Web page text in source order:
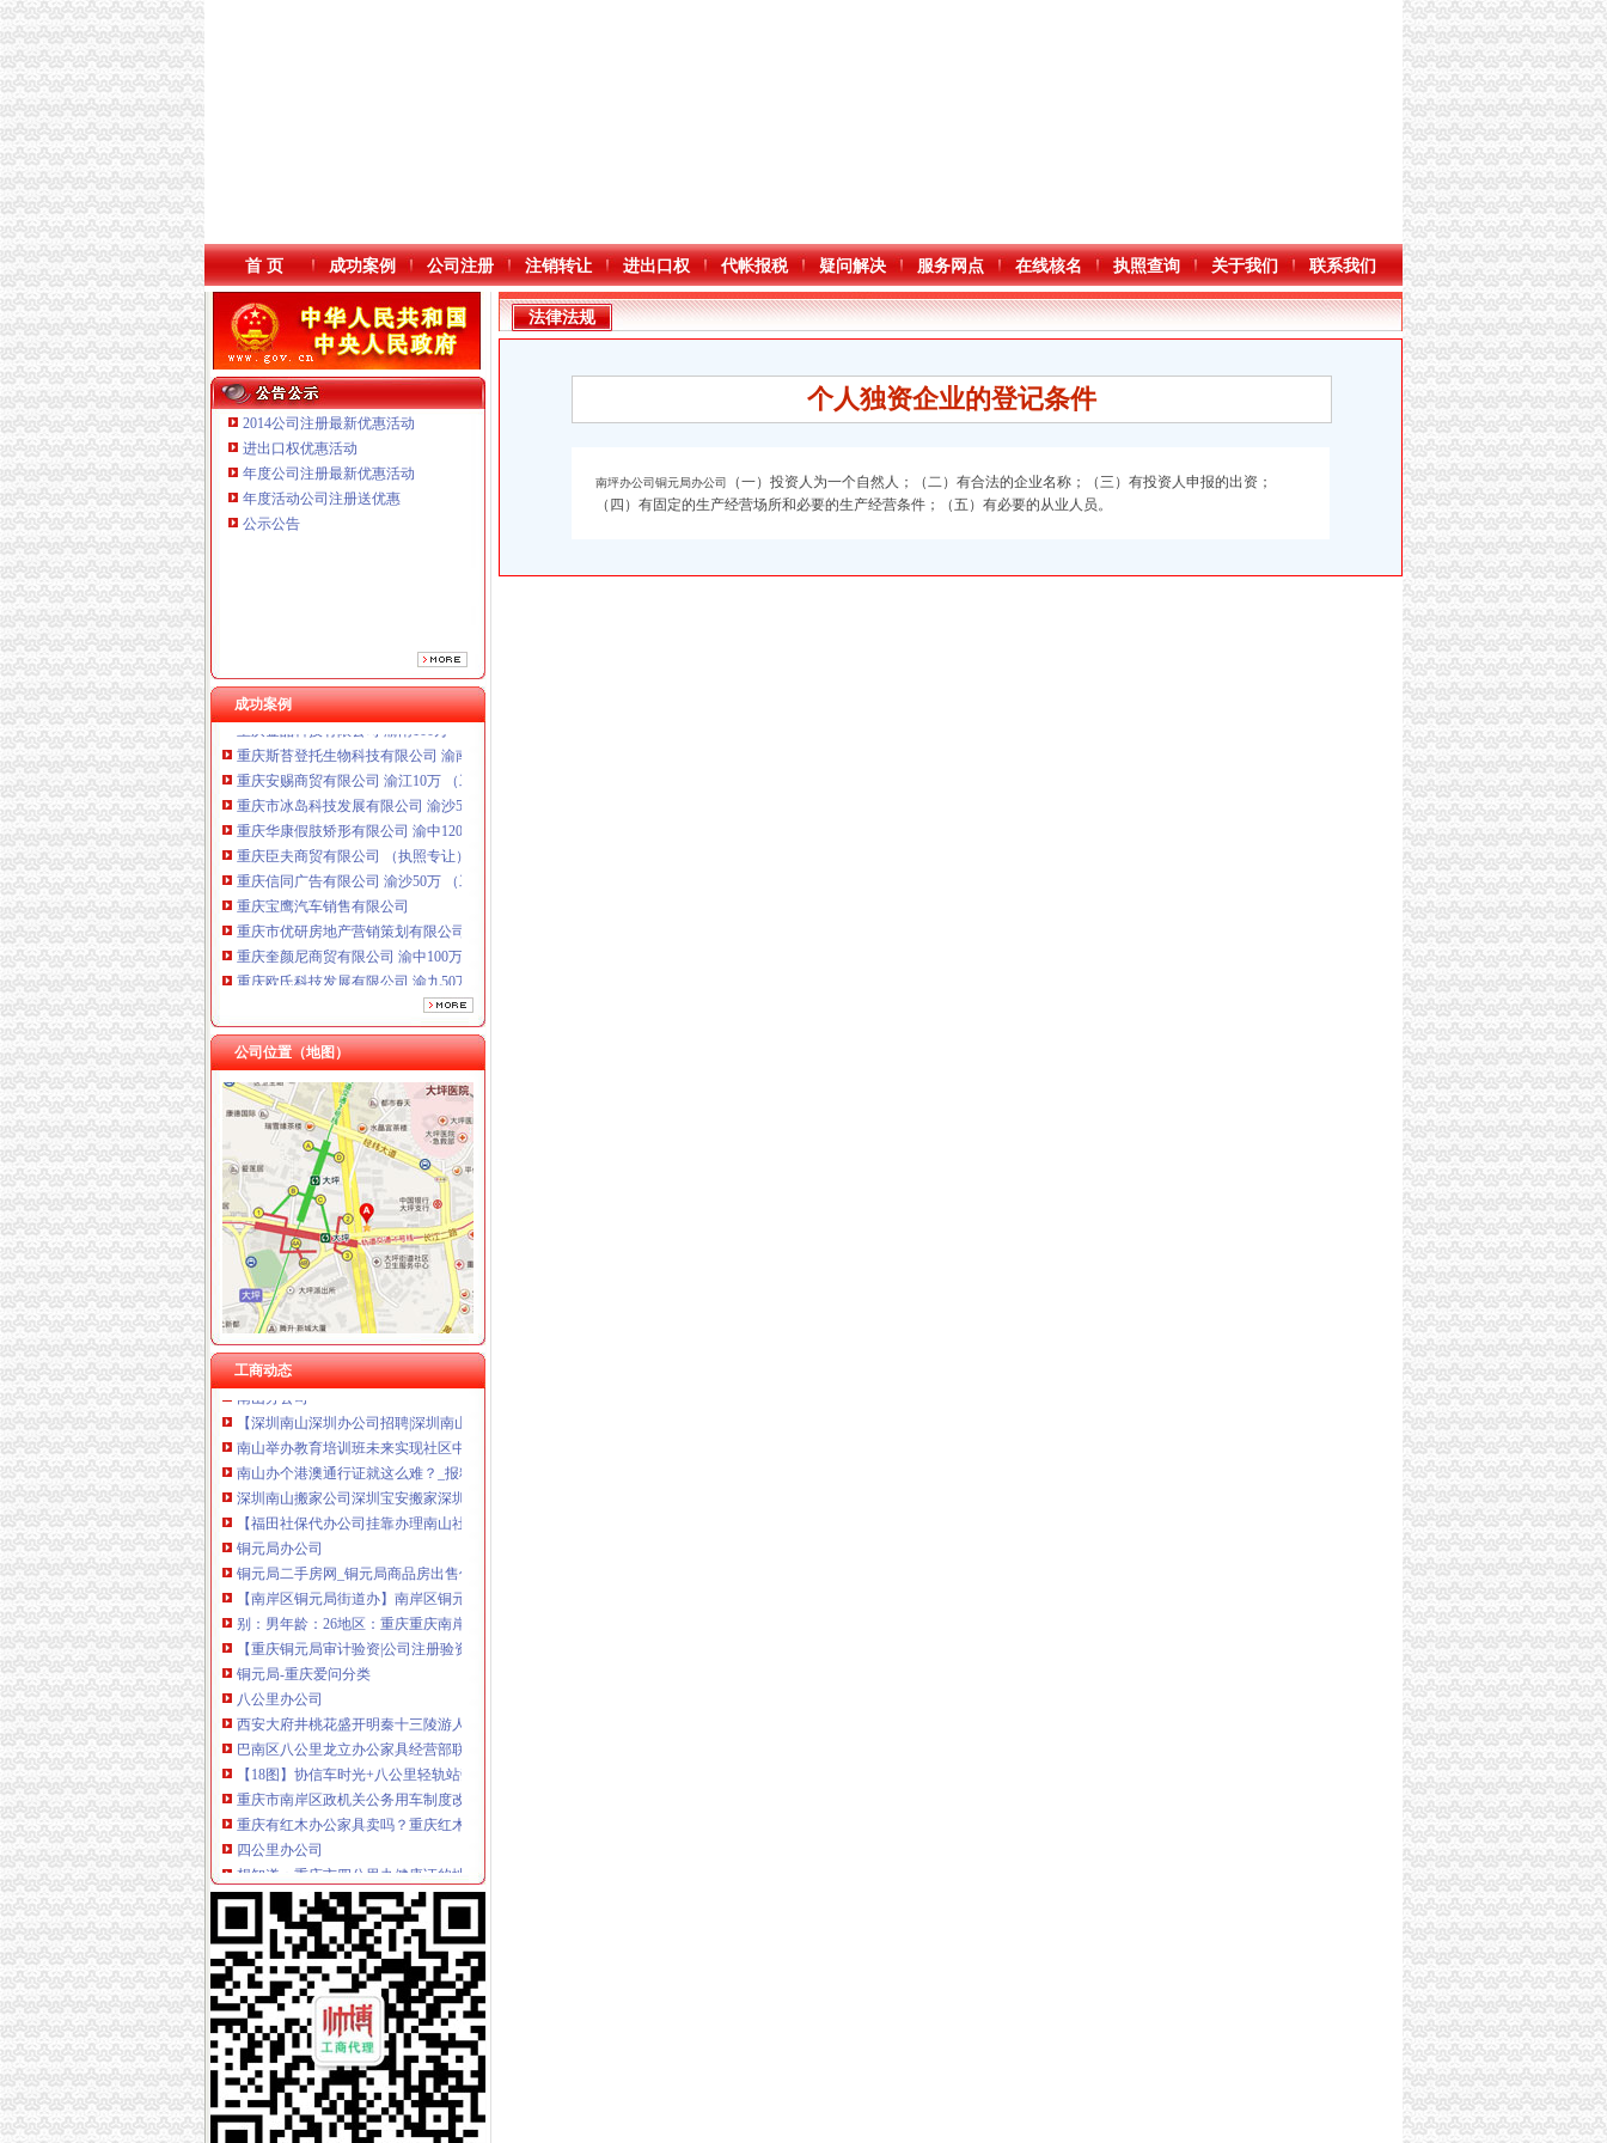
首 页 成功案例 公司注册 注销转让 进出口权 代帐报税 疑问解决 服务网点 在线核名 执照查询 关于我们 联系我们
2014公司注册最新优惠活动
进出口权优惠活动
年度公司注册最新优惠活动
年度活动公司注册送优惠
公示公告
成功案例
重庆奎颜尼商贸有限公司 渝中100万 （工商注册）
重庆欧氏科技发展有限公司 渝九50万 （进出口权）
重庆金品科技有限公司 渝南100万 （进出口权）
重庆斯苔登托生物科技有限公司 渝南10万 （工商注册）
重庆安赐商贸有限公司 渝江10万 （工商注册）
重庆市冰岛科技发展有限公司 渝沙50万 （进出口权）
重庆华康假肢矫形有限公司 渝中120万 （增资）
重庆臣夫商贸有限公司 （执照专让）
重庆信同广告有限公司 渝沙50万 （工商注册）
重庆宝鹰汽车销售有限公司
重庆市优研房地产营销策划有限公司
重庆奎颜尼商贸有限公司 渝中100万 （工商注册）
重庆欧氏科技发展有限公司 渝九50万 （进出口权）
重庆金品科技有限公司 渝南100万 （进出口权）
重庆斯苔登托生物科技有限公司 渝南10万 （工商注册）
重庆安赐商贸有限公司 渝江10万 （工商注册）
重庆市冰岛科技发展有限公司 渝沙50万 （进出口权）
重庆华康假肢矫形有限公司 渝中120万 （增资）
公司位置（地图）
工商动态
海棠溪
重庆市南岸区海棠溪小学校：教育事业
海棠晓月周边驾校推荐,海棠溪学车多少钱南坪驾校
海棠溪立交公交查询_海棠溪立交公交线路_海棠溪立交地图
重庆宝顶山和海棠溪合区为什么要叫海棠-历史留存-《梦幻西游》电
重庆市南岸海棠溪小学66级同学会上集_在线观看-56.com
南山办公司
【深圳南山深圳办公司招聘|深圳南山更新招聘深圳办公司信息】-北京
南山举办教育培训班未来实现社区中服务全覆盖_深圳南山网-爱
南山办个港澳通行证就这么难？_报料_民声汇_奥一报料_南都报系综合
深圳南山搬家公司深圳宝安搬家深圳福田搬家深圳罗
【福田社保代办公司挂靠办理南山社保】-中国服务网
铜元局办公司
铜元局二手房网_铜元局商品房出售信息,重庆铜元局二手房交易网,
【南岸区铜元局街道办】南岸区铜元局街道办电话,南岸区铜元局街道
别：男年龄：26地区：重庆重庆南岸区铜元局社区卫生服务中心可以
【重庆铜元局审计验资|公司注册验资|注册公司验资】-重庆赶集网
铜元局-重庆爱问分类
八公里办公司
西安大府井桃花盛开明秦十三陵游人如织_搜狐旅游_搜狐网
巴南区八公里龙立办公家具经营部联系方式_信用报告_工商信息-启信宝
【18图】协信车时光+八公里轻轨站旁+端头户型+正规三室（火热办
重庆市南岸区政机关公务用车制度改革取消车辆拍卖公告（第1批）|
重庆有红木办公家具卖吗？重庆红木办公家具直销！去八公里广东办公
四公里办公司
想知道：重庆市四公里办健康证的地方在哪？-搜问问
（出租）南坪精装修办公室便宜出租—重庆南岸四公里办公,写字楼
（承办）重庆四公里换乘枢纽站暖通工程办事结果-重庆市城乡建设委
外籍乘客在上海车4公里遭索车费2300元_网易新闻
公司2台电脑离的很远,差不多4公里哦,怎么办才能形成资源共享？_
上新街办公司
柳州市澳华石油液化气有限责任公司沙埔镇上雷新街气店_【信用信息_
【上新街单位宿舍小区|上新街单位宿舍二手房/租房】-上海赶集网
重庆办理各国签证,办理各国签证资料_景点图片_重庆渝之旅国际旅行
王占勇：以科学发展观统领新街项目的开发和建设_华集团有限责任
民生街访住新房增菜市开门就能办齐七件事-社会新闻-东方网
南岸周边办公司
法律法规
个人独资企业的登记条件
南坪办公司铜元局办公司
（一）投资人为一个自然人；（二）有合法的企业名称；（三）有投资人申报的出资；
（四）有固定的生产经营场所和必要的生产经营条件；（五）有必要的从业人员。